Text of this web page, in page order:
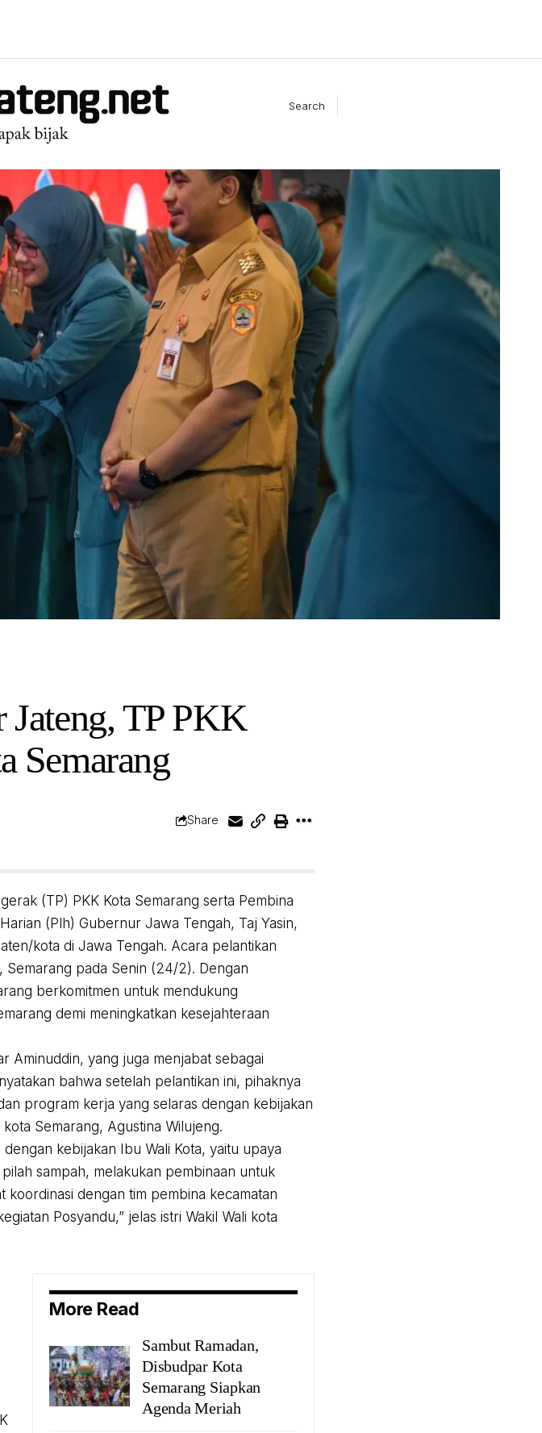
Search
TP PKK
Semarang
Share
(TP) PKK Kota Semarang serta Pembina
(Plh) Gubernur Jawa Tengah, Taj Yasin,
kota di Jawa Tengah. Acara pelantikan
Semarang pada Senin (24/2). Dengan
berkomitmen untuk mendukung
demi meningkatkan kesejahteraan
Aminuddin, yang juga menjabat sebagai
bahwa setelah pelantikan ini, pihaknya
program kerja yang selaras dengan kebijakan
Semarang, Agustina Wilujeng.
kebijakan Ibu Wali Kota, yaitu upaya
sampah, melakukan pembinaan untuk
dengan tim pembina kecamatan
Posyandu,” jelas istri Wakil Wali kota
More Read
Sambut Ramadan,
Disbudpar Kota
Semarang Siapkan
Agenda Meriah